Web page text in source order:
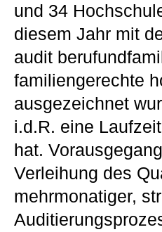
und 34
diesem Jahr mit
audit
familiengerechte
ausgezeichnet
i.d.R. eine
hat.
Verleihung des
mehrmonatiger,